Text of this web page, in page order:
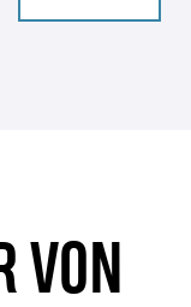
VON